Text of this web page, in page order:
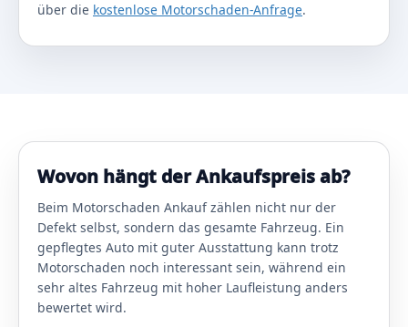
über die kostenlose Motorschaden-Anfrage.
Wovon hängt der Ankaufspreis ab?
Beim Motorschaden Ankauf zählen nicht nur der
Defekt selbst, sondern das gesamte Fahrzeug. Ein
gepflegtes Auto mit guter Ausstattung kann trotz
Motorschaden noch interessant sein, während ein
sehr altes Fahrzeug mit hoher Laufleistung anders
bewertet wird.